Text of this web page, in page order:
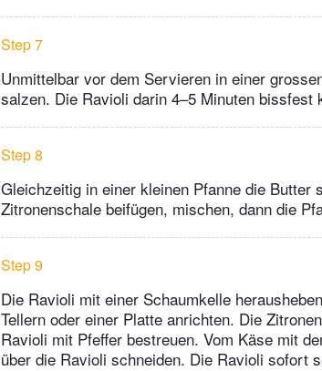
Step 7
Unmittelbar vor dem Servieren in einer
salzen. Die Ravioli darin 4–5 Minuten bissfest
Step 8
Gleichzeitig in einer kleinen Pfanne die Butter
Zitronenschale beifügen, mischen, dann die
Step 9
Die Ravioli mit einer Schaumkelle
Tellern oder einer Platte anrichten. Die
Ravioli mit Pfeffer bestreuen. Vom Käse mit
über die Ravioli schneiden. Die Ravioli sofort